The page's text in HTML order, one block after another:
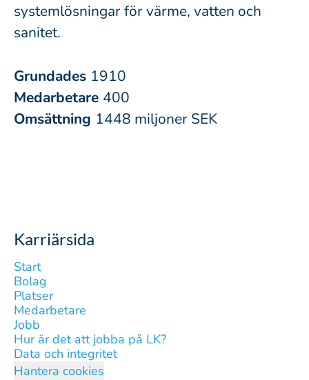
systemlösningar för värme, vatten och
sanitet.
Grundades 1910
Medarbetare 400
Omsättning 1448 miljoner SEK
Karriärsida
Start
Bolag
Platser
Medarbetare
Jobb
Hur är det att jobba på LK?
Data och integritet
Hantera cookies